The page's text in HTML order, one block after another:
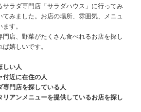
ラダ専門店「サラダハウス」 に行ってみ
みました。お店の場所、雰囲気、メニュ
す。
店、野菜がたくさん食べれるお店を探し
嬉しいです。
しい人
付近に在住の人
専門店を探している人
リアンメニューを提供しているお店を探し